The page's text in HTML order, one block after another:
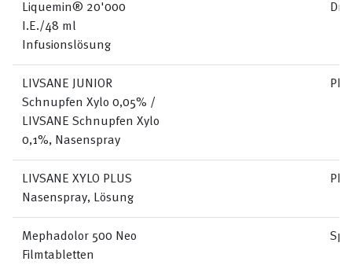
Liquemin® 20'000
I.E./48 ml
Infusionslösung
LIVSANE JUNIOR
Schnupfen Xylo 0,05% /
LIVSANE Schnupfen Xylo
0,1%, Nasenspray
LIVSANE XYLO PLUS
Nasenspray, Lösung
Mephadolor 500 Neo
Filmtabletten